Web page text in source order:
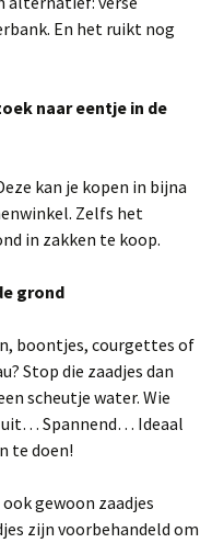
En het ruikt nog
naar eentje in de
kan je kopen in bijna
Zelfs het
in zakken te koop.
grond
boontjes, courgettes of
Stop die zaadjes dan
scheutje water. Wie
uit… Spannend… Ideaal
te doen!
gewoon zaadjes
zijn voorbehandeld om